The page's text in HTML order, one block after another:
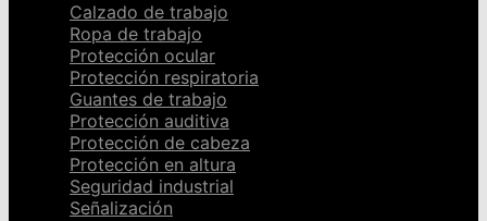
Calzado de trabajo
Ropa de trabajo
Protección ocular
Protección respiratoria
Guantes de trabajo
Protección auditiva
Protección de cabeza
Protección en altura
Seguridad industrial
Señalización